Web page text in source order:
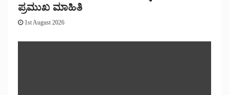
ಪ್ರಮುಖ ಮಾಹಿತಿ
1st August 2026